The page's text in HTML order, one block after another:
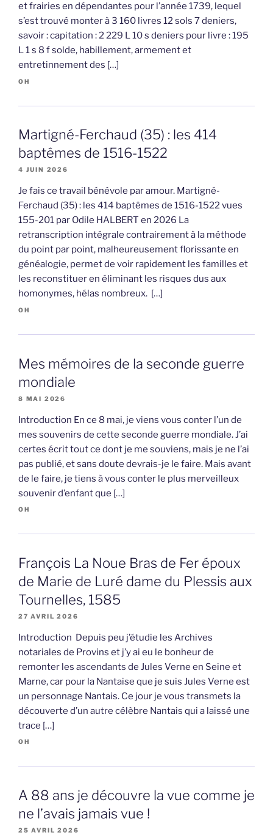
et frairies en dépendantes pour l’année 1739, lequel
s’est trouvé monter à 3 160 livres 12 sols 7 deniers,
savoir : capitation : 2 229 L 10 s deniers pour livre : 195
L 1 s 8 f solde, habillement, armement et
entretinnement des […]
OH
Martigné-Ferchaud (35) : les 414
baptêmes de 1516-1522
4 JUIN 2026
Je fais ce travail bénévole par amour. Martigné-
Ferchaud (35) : les 414 baptêmes de 1516-1522 vues
155-201 par Odile HALBERT en 2026 La
retranscription intégrale contrairement à la méthode
du point par point, malheureusement florissante en
généalogie, permet de voir rapidement les familles et
les reconstituer en éliminant les risques dus aux
homonymes, hélas nombreux. […]
OH
Mes mémoires de la seconde guerre
mondiale
8 MAI 2026
Introduction En ce 8 mai, je viens vous conter l’un de
mes souvenirs de cette seconde guerre mondiale. J’ai
certes écrit tout ce dont je me souviens, mais je ne l’ai
pas publié, et sans doute devrais-je le faire. Mais avant
de le faire, je tiens à vous conter le plus merveilleux
souvenir d’enfant que […]
OH
François La Noue Bras de Fer époux
de Marie de Luré dame du Plessis aux
Tournelles, 1585
27 AVRIL 2026
Introduction Depuis peu j’étudie les Archives
notariales de Provins et j’y ai eu le bonheur de
remonter les ascendants de Jules Verne en Seine et
Marne, car pour la Nantaise que je suis Jules Verne est
un personnage Nantais. Ce jour je vous transmets la
découverte d’un autre célèbre Nantais qui a laissé une
trace […]
OH
A 88 ans je découvre la vue comme je
ne l’avais jamais vue !
25 AVRIL 2026